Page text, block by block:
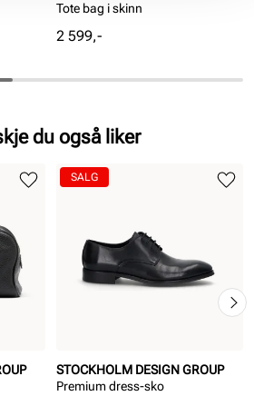
Tote bag i skinn
Pris
2 599,-
du også liker
STOCKHOLM DESIGN GROUP
Premium dress-sko
SALG